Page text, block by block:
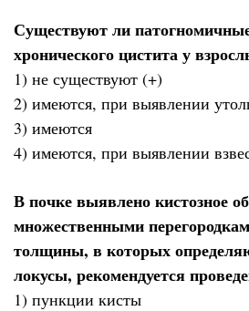
Существуют ли
хронического цистита у
1) не существуют (+)
2) имеются, при выявлении
3) имеются
4) имеются, при выявлении
В почке выявлено кистозное
множественными
толщины, в которых
локусы, рекомендуется
1) пункции кисты